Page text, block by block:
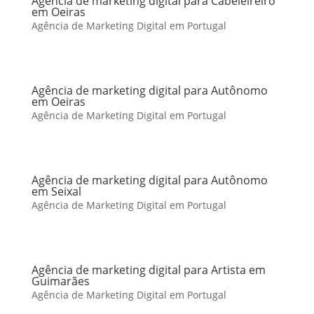
em Oeiras
Agência de Marketing Digital em Portugal
Agência de marketing digital para Autônomo
em Oeiras
Agência de Marketing Digital em Portugal
Agência de marketing digital para Autônomo
em Seixal
Agência de Marketing Digital em Portugal
Agência de marketing digital para Artista em
Guimarães
Agência de Marketing Digital em Portugal